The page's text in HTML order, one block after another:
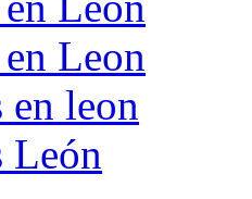
Leon
en leon
León